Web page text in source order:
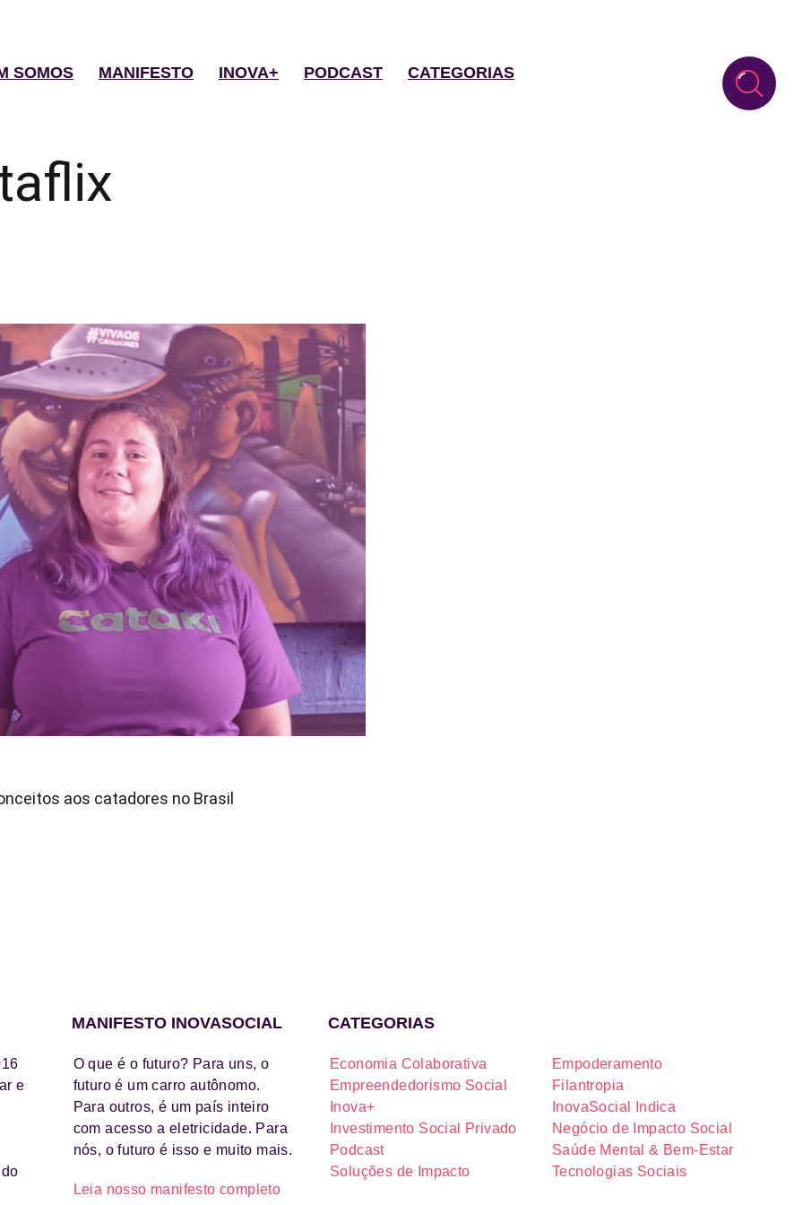
SOMOS MANIFESTO INOVA+ PODCAST CATEGORIAS
aos catadores no Brasil
e
MANIFESTO INOVASOCIAL
O que é o futuro? Para uns, o
futuro é um carro autônomo.
Para outros, é um país inteiro
com acesso a eletricidade. Para
nós, o futuro é isso e muito mais.
Leia nosso manifesto completo
CATEGORIAS
Economia Colaborativa
Empoderamento
Empreendedorismo Social
Filantropia
Inova+
InovaSocial Indica
Investimento Social Privado
Negócio de Impacto Social
Podcast
Saúde Mental & Bem-Estar
Soluções de Impacto
Tecnologias Sociais